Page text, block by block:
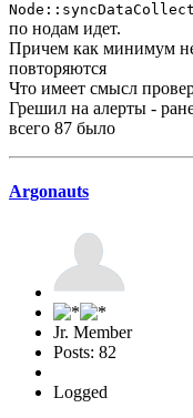
по нодам идет.
Причем как минимум
повторяются
Что имеет смысл
Грешил на алерты -
всего 87 было
Argonauts
Jr. Member
Posts: 82
Logged